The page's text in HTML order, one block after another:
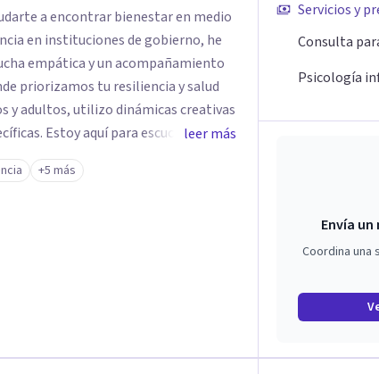
a encontrar bienestar en medio
en instituciones de gobierno, he
empática y un acompañamiento
priorizamos tu resiliencia y salud
y adultos, utilizo dinámicas creativas
Estoy aquí para escucharte y
tu paz mental.
leer más
+5 más
Servicios y
Consulta
Psicología
Envía
Coordina